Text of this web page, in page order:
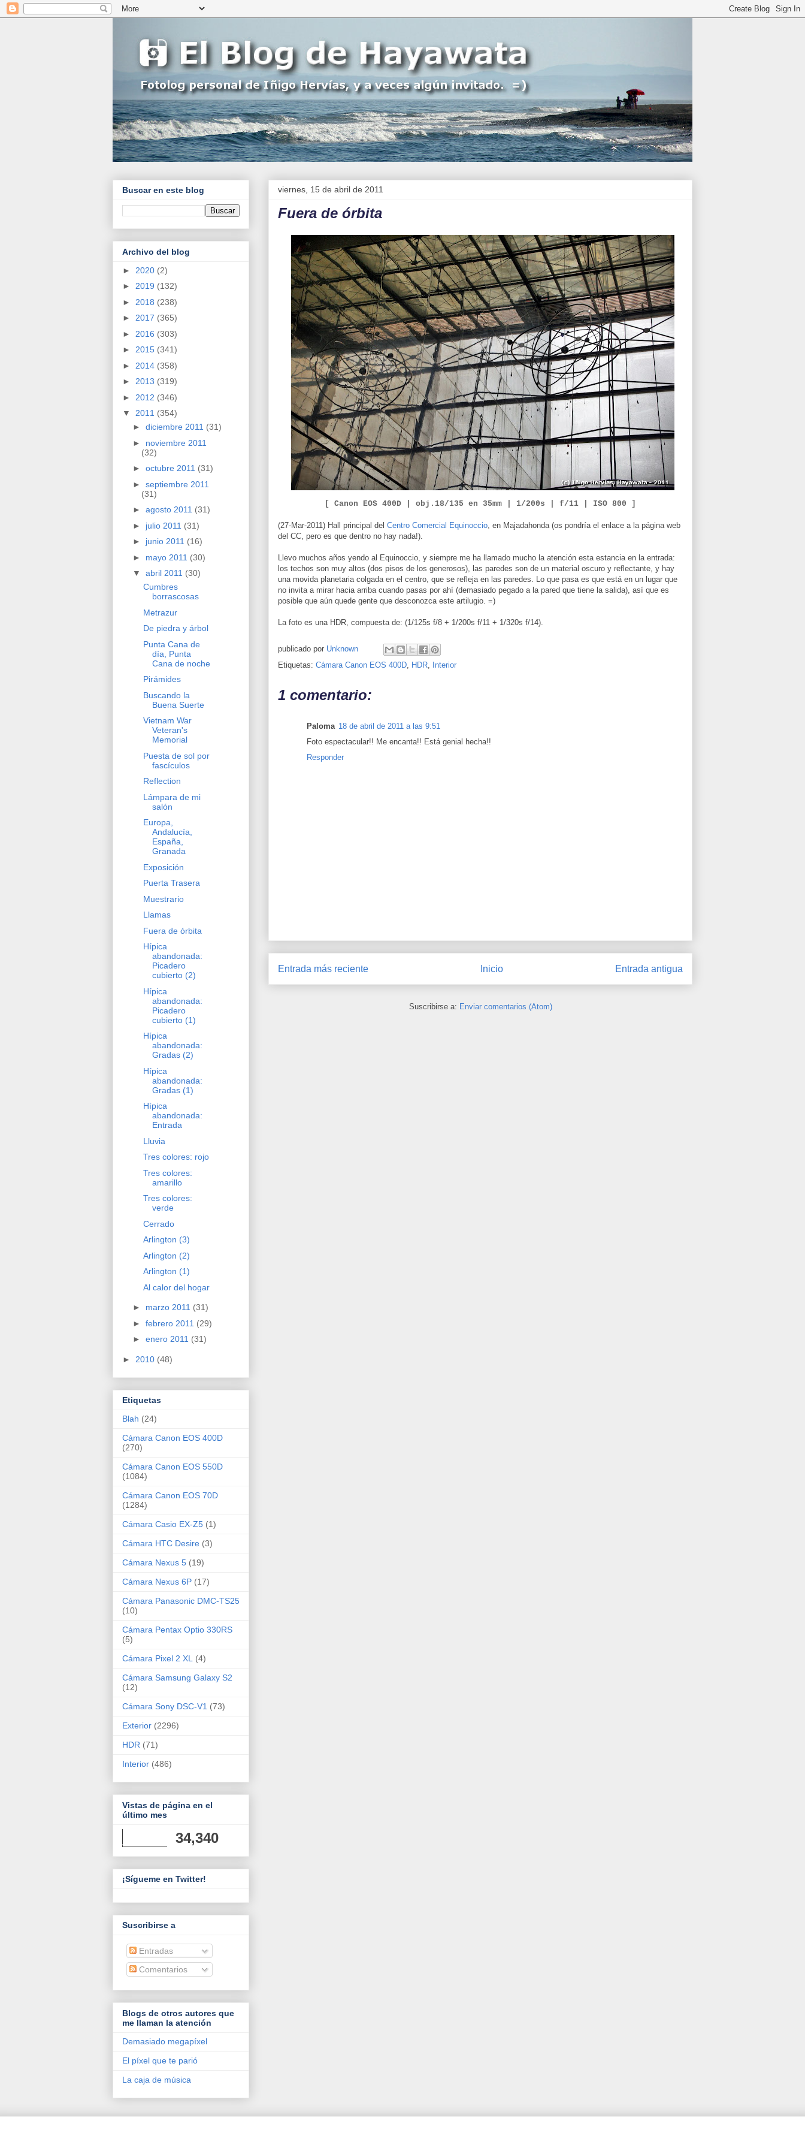
viernes, 15 de abril de 2011
Fuera de órbita
[ Canon EOS 400D | obj.18/135 en 35mm | 1/200s | f/11 | ISO 800 ]
(27-Mar-2011) Hall principal del Centro Comercial Equinoccio, en Majadahonda (os pondría el enlace a la página web
del CC, pero es que dentro no hay nada!).
Llevo muchos años yendo al Equinoccio, y siempre me ha llamado mucho la atención esta estancia en la entrada:
los techos son muy altos (dos pisos de los generosos), las paredes son de un material oscuro y reflectante, y hay
una movida planetaria colgada en el centro, que se refleja en las paredes. Lo que pasa es que está en un lugar que
no invita a mirar hacia arriba cuando pasas por ahí (demasiado pegado a la pared que tiene la salida), así que es
posible que aún quede gente que desconozca este artilugio. =)
La foto es una HDR, compuesta de: (1/125s f/8 + 1/200s f/11 + 1/320s f/14).
publicado por Unknown
Etiquetas: Cámara Canon EOS 400D, HDR, Interior
1 comentario:
Paloma 18 de abril de 2011 a las 9:51
Foto espectacular!! Me encanta!! Está genial hecha!!
Responder
Entrada más reciente Entrada antigua
Inicio
Suscribirse a: Enviar comentarios (Atom)
Buscar en este blog
Archivo del blog
► 2020 (2)
► 2019 (132)
► 2018 (238)
► 2017 (365)
► 2016 (303)
► 2015 (341)
► 2014 (358)
► 2013 (319)
► 2012 (346)
▼ 2011 (354)
► diciembre 2011 (31)
► noviembre 2011
(32)
► octubre 2011 (31)
► septiembre 2011
(31)
► agosto 2011 (31)
► julio 2011 (31)
► junio 2011 (16)
► mayo 2011 (30)
▼ abril 2011 (30)
Cumbres
borrascosas
Metrazur
De piedra y árbol
Punta Cana de
día, Punta
Cana de noche
Pirámides
Buscando la
Buena Suerte
Vietnam War
Veteran's
Memorial
Puesta de sol por
fascículos
Reflection
Lámpara de mi
salón
Europa,
Andalucía,
España,
Granada
Exposición
Puerta Trasera
Muestrario
Llamas
Fuera de órbita
Hípica
abandonada:
Picadero
cubierto (2)
Hípica
abandonada:
Picadero
cubierto (1)
Hípica
abandonada:
Gradas (2)
Hípica
abandonada:
Gradas (1)
Hípica
abandonada:
Entrada
Lluvia
Tres colores: rojo
Tres colores:
amarillo
Tres colores:
verde
Cerrado
Arlington (3)
Arlington (2)
Arlington (1)
Al calor del hogar
► marzo 2011 (31)
► febrero 2011 (29)
► enero 2011 (31)
► 2010 (48)
Etiquetas
Blah (24)
Cámara Canon EOS 400D
(270)
Cámara Canon EOS 550D
(1084)
Cámara Canon EOS 70D
(1284)
Cámara Casio EX-Z5 (1)
Cámara HTC Desire (3)
Cámara Nexus 5 (19)
Cámara Nexus 6P (17)
Cámara Panasonic DMC-TS25
(10)
Cámara Pentax Optio 330RS
(5)
Cámara Pixel 2 XL
(4)
Cámara Samsung Galaxy S2
(12)
Cámara Sony DSC-V1 (73)
Exterior (2296)
HDR (71)
Interior (486)
Vistas de página en el
último mes
34,340
¡Sígueme en Twitter!
Suscribirse a
Entradas
Comentarios
Blogs de otros autores que
me llaman la atención
Demasiado megapíxel
El píxel que te parió
La caja de música